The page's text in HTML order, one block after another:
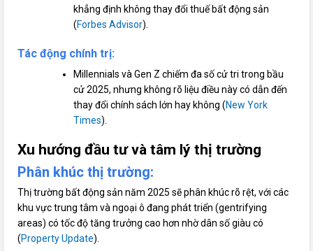
khẳng định không thay đổi thuế bất động sản
(Forbes Advisor).
Tác động chính trị:
Millennials và Gen Z chiếm đa số cử tri trong bầu
cử 2025, nhưng không rõ liệu điều này có dẫn đến
thay đổi chính sách lớn hay không (New York
Times).
Xu hướng đầu tư và tâm lý thị trường
Phân khúc thị trường:
Thị trường bất động sản năm 2025 sẽ phân khúc rõ rệt, với các
khu vực trung tâm và ngoại ô đang phát triển (gentrifying
areas) có tốc độ tăng trưởng cao hơn nhờ dân số giàu có
(Property Update).